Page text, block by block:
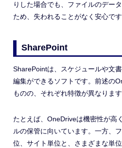
りした場合でも、 ファイルのデー
ため、 失われることがな く 安心です
SharePoint
SharePointは、スケジュールや文
編集ができるソフトです。前述の
ものの、それぞれ特徴が異なります
たとえば、OneDriveは機密性が高
ルの保管に向いています。一方、
位、サイト単位と、さまざまな単